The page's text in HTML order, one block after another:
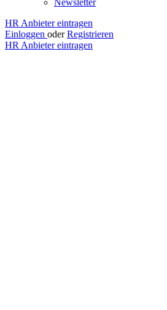
Newsletter
HR Anbieter eintragen
Einloggen oder Registrieren
HR Anbieter eintragen